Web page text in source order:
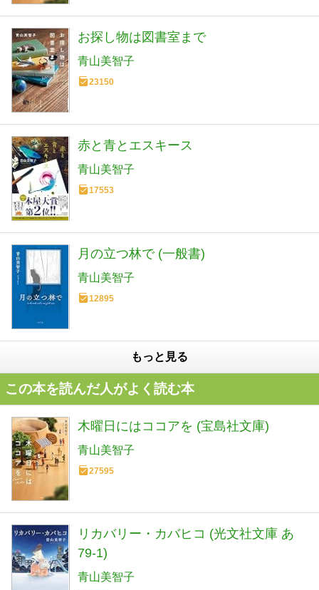
お探し物は図書室まで
青山美智子
23150
赤と青とエスキース
青山美智子
17553
月の立つ林で (一般書)
青山美智子
12895
もっと見る
この本を読んだ人がよく読む本
木曜日にはココアを (宝島社文庫)
青山美智子
27595
リカバリー・カバヒコ (光文社文庫 あ
79-1)
青山美智子